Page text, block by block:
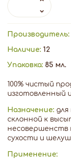
Производитель:
Наличие: 12
Упаковка: 85 мл.
100% чистый
изготовленный
Назначение:
склонной к
несовершенств
сухости и
Применение: